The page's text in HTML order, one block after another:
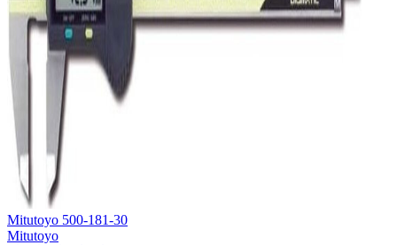
Mitutoyo 500-181-30
Mitutoyo